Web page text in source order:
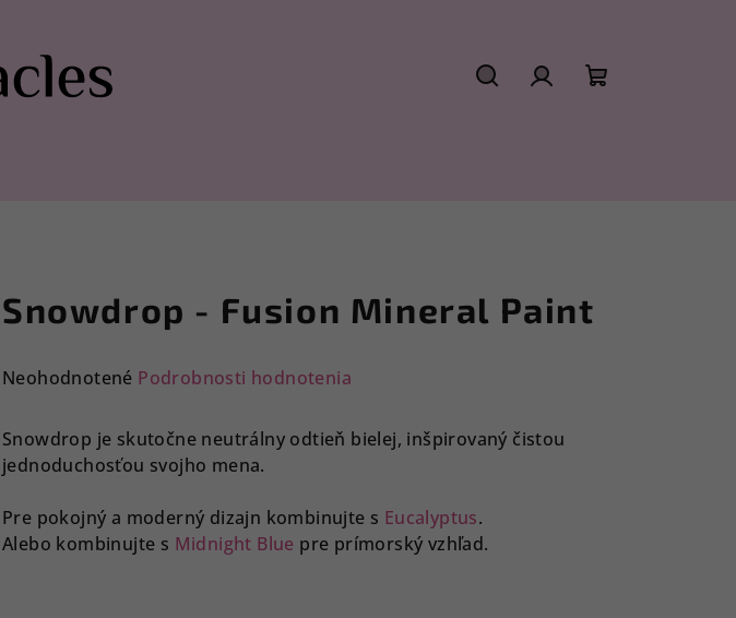
Snowdrop - Fusion Mineral Paint
Priemerné
produktu
je
0,0
z
5
Neohodnotené Podrobnosti hodnotenia
Snowdrop je skutočne neutrálny odtieň bielej, inšpirovaný čistou
jednoduchosťou svojho mena.
Pre pokojný a moderný dizajn kombinujte s Eucalyptus.
Alebo kombinujte s Midnight Blue pre prímorský vzhľad.